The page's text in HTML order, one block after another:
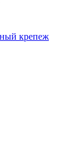
крепеж